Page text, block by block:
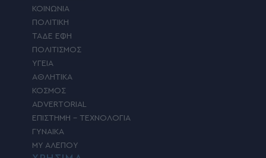
ΚΟΙΝΩΝΙΑ
ΠΟΛΙΤΙΚΗ
ΤΑΔΕ ΕΦΗ
ΠΟΛΙΤΙΣΜΟΣ
ΥΓΕΙΑ
ΑΘΛΗΤΙΚΑ
ΚΟΣΜΟΣ
ADVERTORIAL
ΕΠΙΣΤΗΜΗ – ΤΕΧΝΟΛΟΓΙΑ
ΓΥΝΑΙΚΑ
MY ΑΛΕΠΟΥ